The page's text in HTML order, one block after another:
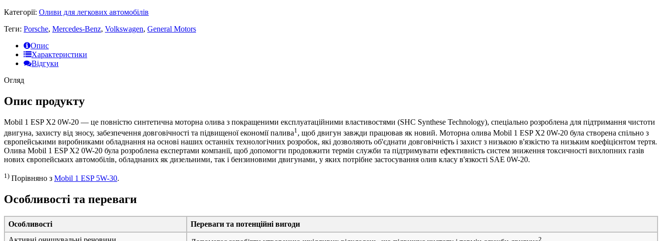
Категорії: Оливи для легкових автомобілів
Теги: Porsche, Mercedes-Benz, Volkswagen, General Motors
Опис
Характеристики
Відгуки
Огляд
Опис продукту
Mobil 1 ESP X2 0W-20 — це повністю синтетична моторна олива з покращеними експлуатаційними властивостями (SHC Synthese Technology), спеціально розроблена для підтримання чистоти
двигуна, захисту від зносу, забезпечення довговічності та підвищеної економії палива1 , щоб двигун завжди працював як новий. Моторна олива Mobil 1 ESP X2 0W-20 була створена спільно з
європейськими виробниками обладнання на основі наших останніх технологічних розробок, які дозволяють об'єднати довговічність і захист з низькою в'язкістю та низьким коефіцієнтом тертя.
Олива Mobil 1 ESP X2 0W-20 була розроблена експертами компанії, щоб допомогти продовжити термін служби та підтримувати ефективність систем зниження токсичності вихлопних газів
нових європейських автомобілів, обладнаних як дизельними, так і бензиновими двигунами, у яких потрібне застосування олив класу в'язкості SAE 0W-20.
1) Порівняно з Mobil 1 ESP 5W-30.
Особливості та переваги
Особливості
Переваги та потенційні вигоди
2